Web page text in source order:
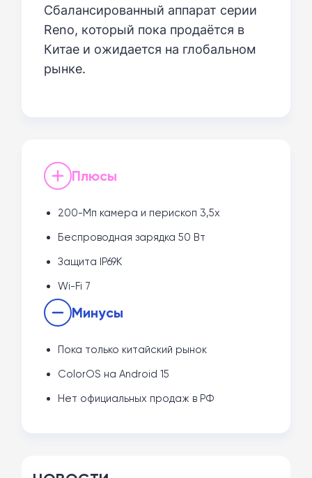
Сбалансированный аппарат серии
Reno, который пока продаётся в
Китае и ожидается на глобальном
рынке.
Плюсы
200-Мп камера и перископ 3,5x
Беспроводная зарядка 50 Вт
Защита IP69K
Wi-Fi 7
Минусы
Пока только китайский рынок
ColorOS на Android 15
Нет официальных продаж в РФ